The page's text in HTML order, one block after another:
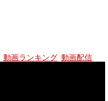
動画ランキング 動画配信